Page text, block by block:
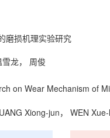
磨损机理实验研究
雪龙， 周俊
on Wear Mechanism of
Xiong-jun， WEN